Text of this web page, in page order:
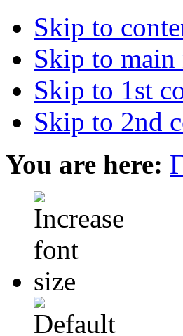
Skip to
Skip to
Skip to 1st
Skip to 2nd
You are here: